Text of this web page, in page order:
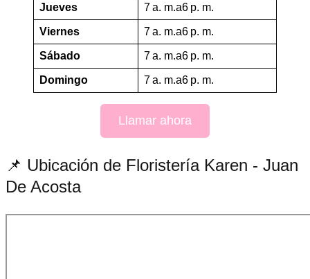
Jueves 7 a. m.a6 p. m.
Viernes 7 a. m.a6 p. m.
Sábado 7 a. m.a6 p. m.
Domingo 7 a. m.a6 p. m.
Llamar ahora
📌 Ubicación de Floristería Karen - Juan
De Acosta